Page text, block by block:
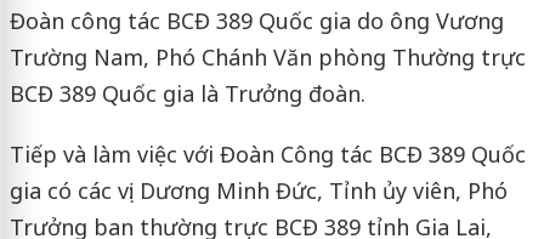
Đoàn công tác BCĐ 389 Quốc gia do ông Vương
Trường Nam, Phó Chánh Văn phòng Thường trực
BCĐ 389 Quốc gia là Trưởng đoàn.
Tiếp và làm việc với Đoàn Công tác BCĐ 389 Quốc
gia có các vị: Dương Minh Đức, Tỉnh ủy viên, Phó
Trưởng ban thường trực BCĐ 389 tỉnh Gia Lai,